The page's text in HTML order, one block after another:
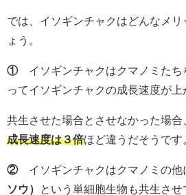
では、イソギンチャクはどんなメリ
ょう。
①イソギンチャクはクマノミたち
ってイソギンチャクの成長速度が上
共生させた場合とさせなかった場合
成長速度は３倍ほど違うだそうです
②イソギンチャクはクマノミの他
ソウ）
という単細胞生物も共生させ